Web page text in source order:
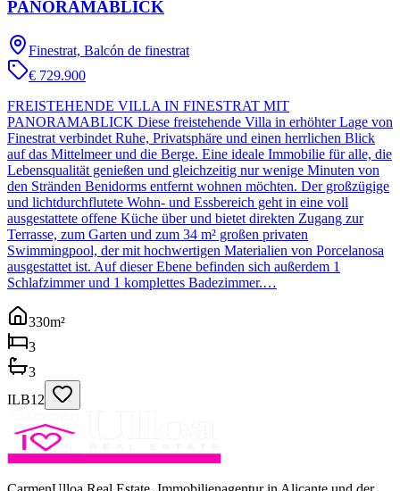
PANORAMABLICK
Finestrat, Balcón de finestrat
€ 729.900
FREISTEHENDE VILLA IN FINESTRAT MIT
PANORAMABLICK Diese freistehende Villa in erhöhter Lage von
Finestrat verbindet Ruhe, Privatsphäre und einen herrlichen Blick
auf das Mittelmeer und die Berge. Eine ideale Immobilie für alle, die
Lebensqualität genießen und gleichzeitig nur wenige Minuten von
den Stränden Benidorms entfernt wohnen möchten. Der großzügige
und lichtdurchflutete Wohn- und Essbereich geht in eine voll
ausgestattete offene Küche über und bietet direkten Zugang zur
Terrasse, zum Garten und zum 34 m² großen privaten
Swimmingpool, der mit hochwertigen Materialien von Porcelanosa
ausgestattet ist. Auf dieser Ebene befinden sich außerdem 1
Schlafzimmer und 1 komplettes Badezimmer.…
330m²
3
3
ILB12